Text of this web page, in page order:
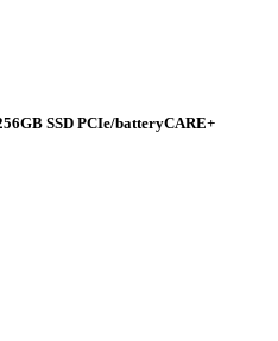
SSD PCIe/batteryCARE+